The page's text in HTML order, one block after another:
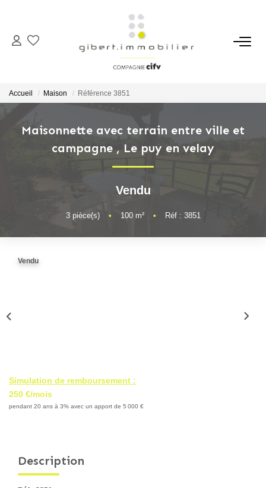
ACHETER
Maisons
Locaux Professionnels
Parkings
Immeubles
Terrains
Accueil Maison Référence 3851
Maisonnette avec terrain entre ville et
campagne , Le puy en velay
Vendu
3pièce(s) • 100m² • Réf : 3851
Vendu
Simulation de remboursement :
250 €/mois
pendant 20 ans à 3% avec un apport de 5 000 €
Description